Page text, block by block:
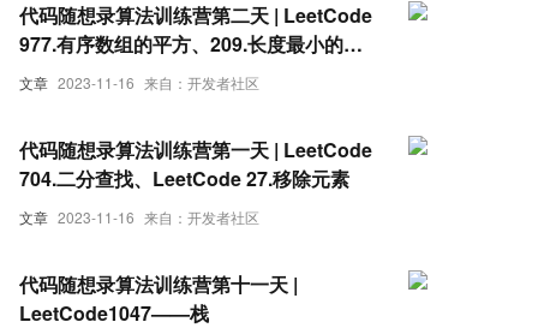
文章 2023-11-16 来自：开发者社区
代码随想录算法训练营第二天 | LeetCode
977.有序数组的平方、209.长度最小的子
数组、59. 螺旋矩阵 II
文章 2023-11-16 来自：开发者社区
代码随想录算法训练营第一天 | LeetCode
704.二分查找、LeetCode 27.移除元素
代码随想录算法训练营第十一天 |
LeetCode1047——栈